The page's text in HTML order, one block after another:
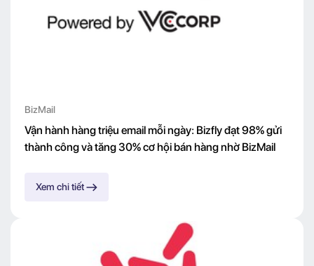
BizMail
Vận hành hàng triệu email mỗi ngày: Bizfly đạt 98% gửi
thành công và tăng 30% cơ hội bán hàng nhờ BizMail
Xem chi tiết